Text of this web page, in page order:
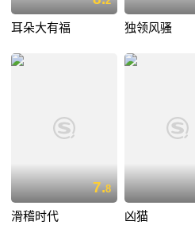
耳朵大有福 独领风骚
7.8
滑稽时代 凶猫